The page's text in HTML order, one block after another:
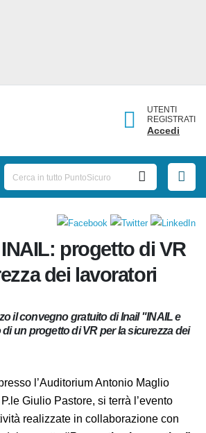
UTENTI
REGISTRATI
Accedi
progetto di VR
dei lavoratori
il convegno gratuito di Inail "INAIL e
un progetto di VR per la sicurezza dei
l’Auditorium Antonio Maglio
Giulio Pastore, si terrà l’evento
realizzate in collaborazione con